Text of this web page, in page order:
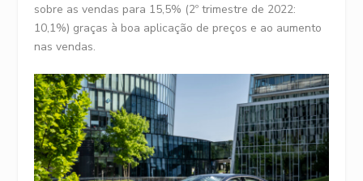
sobre as vendas para 15,5% (2º trimestre de 2022:
10,1%) graças à boa aplicação de preços e ao aumento
nas vendas.